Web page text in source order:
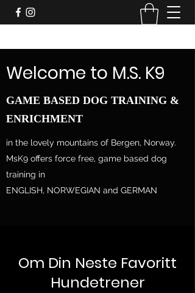
Welcome to M.S. K9
GAME BASED DOG TRAINING &
ENRICHMENT
in the lovely mountains of Bergen, Norway.
MsK9 offers force free, game based dog
training in
ENGLISH, NORWEGIAN and GERMAN
Om Din Neste Favoritt
Hundetrener